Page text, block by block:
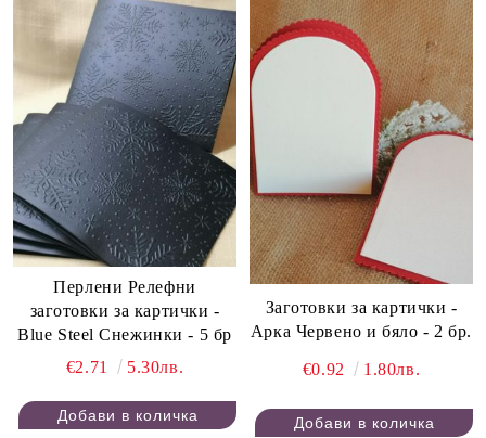
Перлени Релефни
заготовки за картички -
Blue Steel Снежинки - 5 бр
€2.71
5.30лв.
Заготовки за картички -
Арка Червено и бяло - 2 бр.
€0.92 1.80лв.